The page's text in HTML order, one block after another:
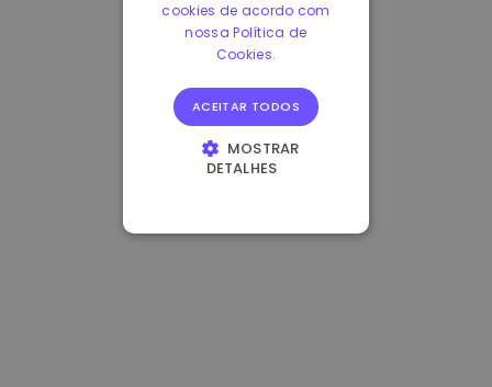
cookies de acordo com
nossa Política de
Cookies.
ACEITAR TODOS
MOSTRAR
DETALHES